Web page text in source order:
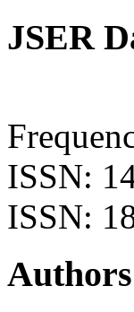
JSER
ISSN:
ISSN: